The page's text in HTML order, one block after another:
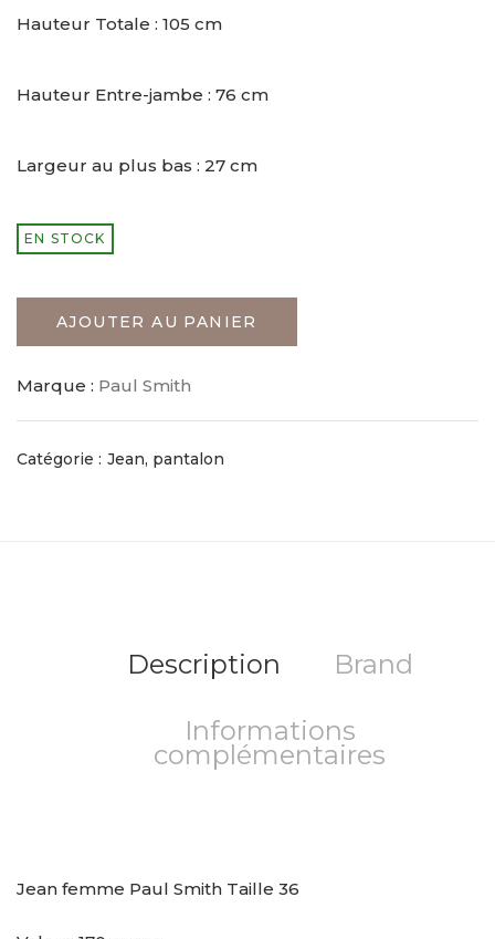
Hauteur Totale : 105 cm
Hauteur Entre-jambe : 76 cm
Largeur au plus bas : 27 cm
EN STOCK
AJOUTER AU PANIER
Marque : Paul Smith
Catégorie : Jean, pantalon
Description Brand
Informations
complémentaires
Jean femme Paul Smith Taille 36